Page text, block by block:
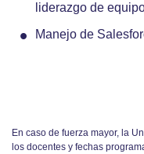
liderazgo de
Manejo de
En caso de fuerza mayor, la
los docentes y fechas